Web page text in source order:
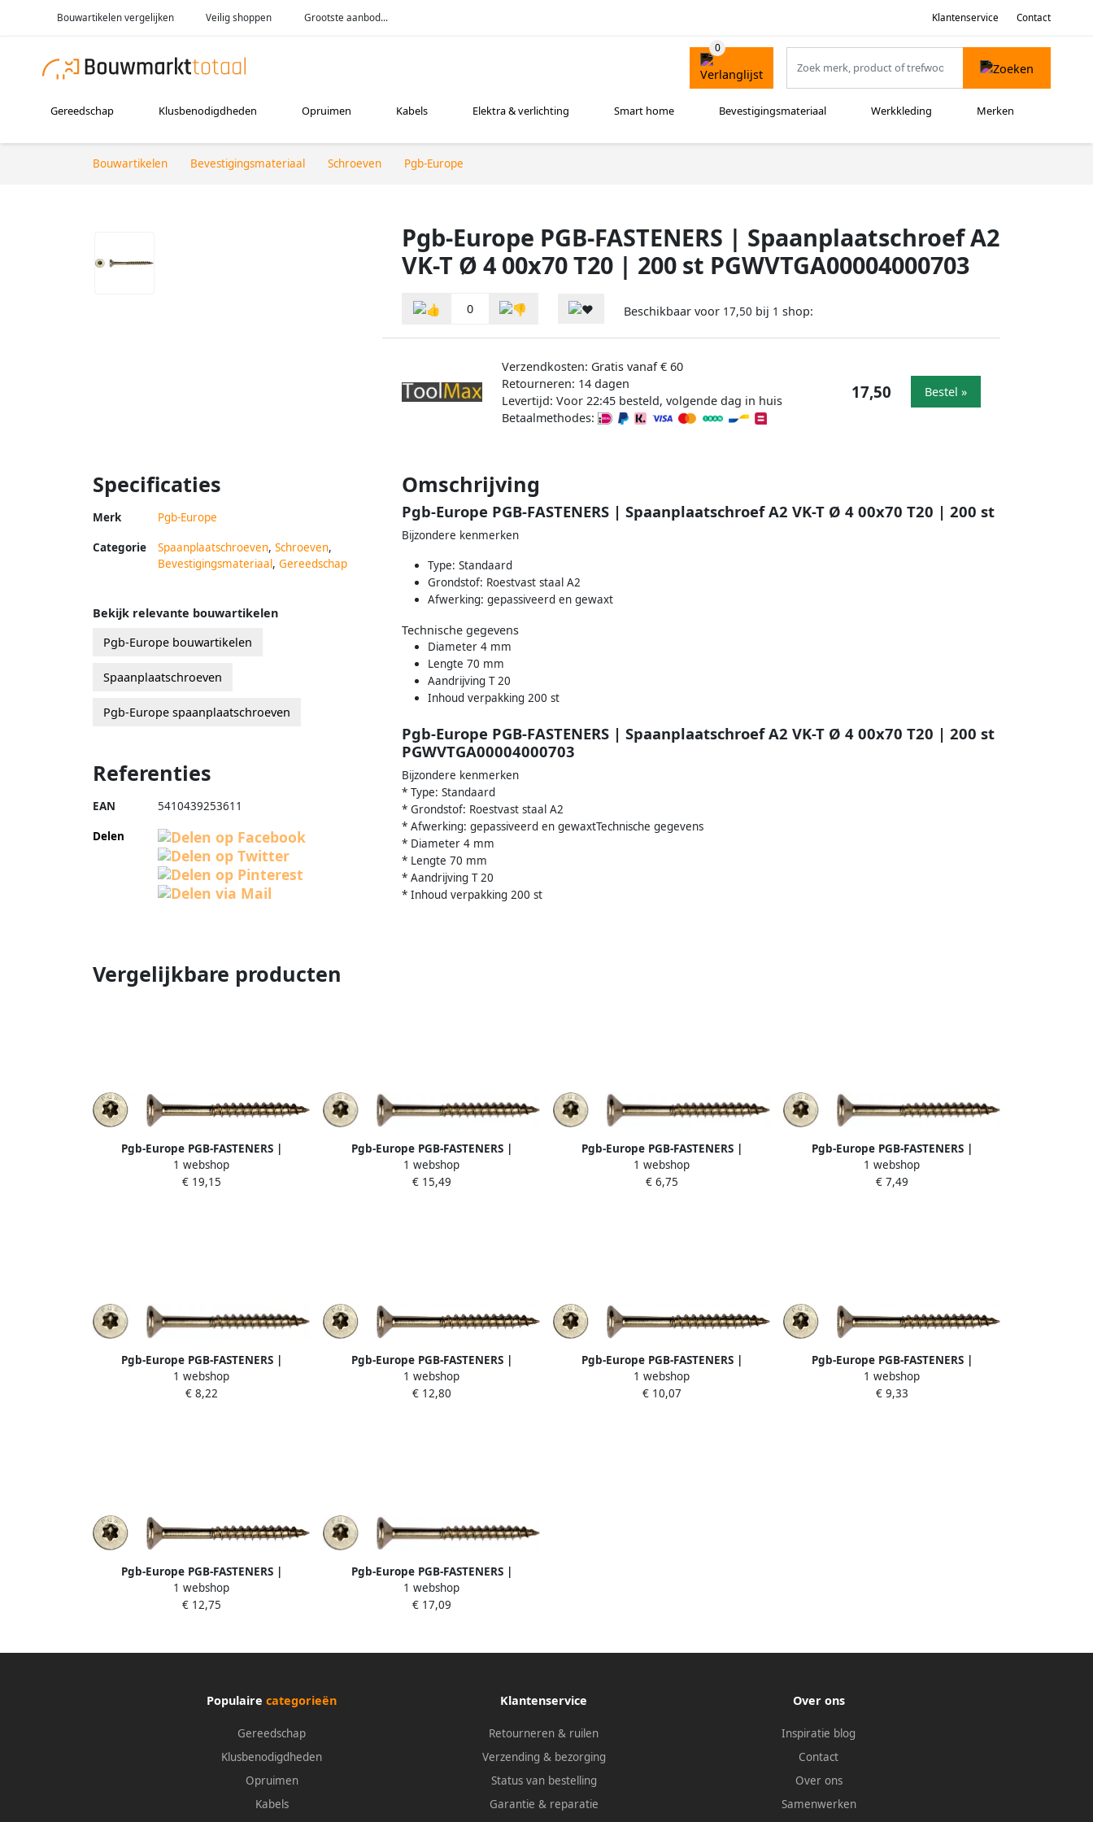
Bouwartikelen vergelijken Veilig shoppen Grootste aanbod... Klantenservice Contact
Gereedschap Klusbenodigdheden Opruimen Kabels Elektra & verlichting Smart home Bevestigingsmateriaal Werkkleding Merken
Bouwartikelen Bevestigingsmateriaal Schroeven Pgb-Europe
Pgb-Europe PGB-FASTENERS | Spaanplaatschroef A2
VK-T Ø 4 00x70 T20 | 200 st PGWVTGA00004000703
0 Beschikbaar voor 17,50 bij 1 shop:
Verzendkosten: Gratis vanaf € 60
Retourneren: 14 dagen
Levertijd: Voor 22:45 besteld, volgende dag in huis
Betaalmethodes:
17,50 Bestel »
Specificaties
Merk Pgb-Europe
Categorie Spaanplaatschroeven, Schroeven,
Bevestigingsmateriaal, Gereedschap
Omschrijving
Pgb-Europe PGB-FASTENERS | Spaanplaatschroef A2 VK-T Ø 4 00x70 T20 | 200 st
Bijzondere kenmerken
Type: Standaard
Grondstof: Roestvast staal A2
Afwerking: gepassiveerd en gewaxt
Technische gegevens
Diameter 4 mm
Lengte 70 mm
Aandrijving T 20
Inhoud verpakking 200 st
Pgb-Europe PGB-FASTENERS | Spaanplaatschroef A2 VK-T Ø 4 00x70 T20 | 200 st
PGWVTGA00004000703
Bijzondere kenmerken
* Type: Standaard
* Grondstof: Roestvast staal A2
* Afwerking: gepassiveerd en gewaxtTechnische gegevens
* Diameter 4 mm
* Lengte 70 mm
* Aandrijving T 20
* Inhoud verpakking 200 st
Bekijk relevante bouwartikelen
Pgb-Europe bouwartikelen
Spaanplaatschroeven
Pgb-Europe spaanplaatschroeven
Referenties
EAN 5410439253611
Delen
Vergelijkbare producten
Pgb-Europe PGB-FASTENERS |
Spaanplaatschroef A2 VK-T Ø 4 50x70
T20 | 200 st PGWVTGA00004500703
1 webshop
€ 19,15
Pgb-Europe PGB-FASTENERS |
Spaanplaatschroef A2 VK-T Ø 4 00x60
T20 | 200 st PGWVTGA00004000603
1 webshop
€ 15,49
Pgb-Europe PGB-FASTENERS |
Spaanplaatschroef A2 VK-T Ø 4 00x25
T20 | 200 st PGWVTGA00004000253
1 webshop
€ 6,75
Pgb-Europe PGB-FASTENERS |
Spaanplaatschroef A2 VK-T Ø 4 00x30
T20 | 200 st PGWVTGA00004000303
1 webshop
€ 7,49
Pgb-Europe PGB-FASTENERS |
Spaanplaatschroef A2 VK-T Ø 4 50x25
T20 | 200 st PGWVTGA00004500253
1 webshop
€ 8,22
Pgb-Europe PGB-FASTENERS |
Spaanplaatschroef A2 VK-T Ø 4 50x45
T20 | 200 st PGWVTGA00004500453
1 webshop
€ 12,80
Pgb-Europe PGB-FASTENERS |
Spaanplaatschroef A2 VK-T Ø 4 00x40
T20 | 200 st PGWVTGA00004000403
1 webshop
€ 10,07
Pgb-Europe PGB-FASTENERS |
Spaanplaatschroef A2 VK-T Ø 4 50x30
T20 | 200 st PGWVTGA00004500303
1 webshop
€ 9,33
Pgb-Europe PGB-FASTENERS |
Spaanplaatschroef A2 VK-T Ø 4 50x40
T20 | 200 st PGWVTGA00004500403
1 webshop
€ 12,75
Pgb-Europe PGB-FASTENERS |
Spaanplaatschroef A2 VK-T Ø 4 50x60
T20 | 200 st PGWVTGA00004500603
1 webshop
€ 17,09
Populaire categorieën
Gereedschap
Klusbenodigdheden
Opruimen
Kabels
Klantenservice
Retourneren & ruilen
Verzending & bezorging
Status van bestelling
Garantie & reparatie
Over ons
Inspiratie blog
Contact
Over ons
Samenwerken